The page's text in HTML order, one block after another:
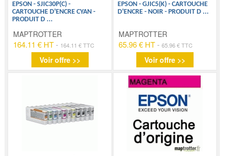
EPSON - SJIC30P(C) -
CARTOUCHE D'ENCRE CYAN -
PRODUIT D ...
MAPTROTTER
164.11 € HT - 164.11 € TTC
Voir offre >>
EPSON - GJIC5(K) - CARTOUCHE
D'ENCRE - NOIR - PRODUIT D ...
MAPTROTTER
65.96 € HT- 65.96 € TTC
Voir offre >>